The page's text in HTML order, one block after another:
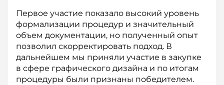
Первое участие показало высокий уровень
формализации процедур и значительный
объем документации, но полученный опыт
позволил скорректировать подход. В
дальнейшем мы приняли участие в закупке
в сфере графического дизайна и по итогам
процедуры были признаны победителем.